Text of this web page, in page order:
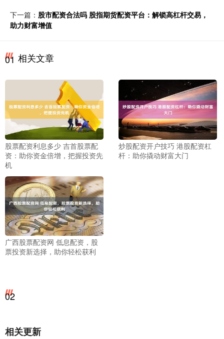
下一篇： 股市配资合法吗 股指期货配资平台：解锁高杠杆交易，
助力财富增值
01 相关文章
股票配资利息多少 吉首股票配
资：助你资金倍增，把握投资先
机
炒股配资开户技巧 港股配资杠
杆：助你撬动财富大门
广西股票配资网 低息配资，股
票投资新选择，助你轻松获利
02
相关更新